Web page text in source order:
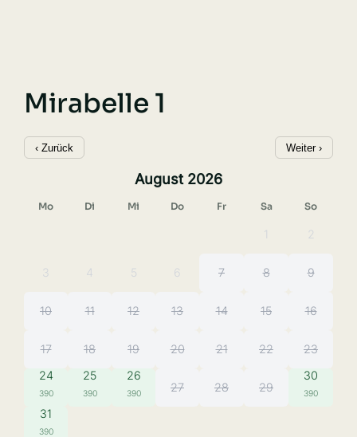
Mirabelle 1
‹ Zurück Weiter ›
August 2026
Mo Di Mi Do Fr Sa So
1 2
3 4 5 6 7 8 9
10 11 12 13 14 15 16
17 18 19 20 21 22
23
24
390
25
390
26
390 27 28 29
30
390
31
390